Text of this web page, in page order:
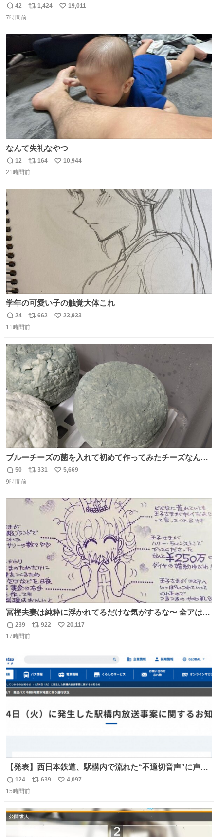
#西川貴教
返
信
42
リ
ト
数
1,424
い
19,011
7時間前
なんて失礼なやつ
返
信
12
リ
ポ
164
い
10,944
21時間前
学年の可愛い子の触覚大体これ
返
信
24
リ
ポ
ト
数
662
い
数
23,933
11時間前
ブルーチーズの菌を入れて初めて作ってみたチーズなんだ
けど 本能でちょっとヤバいと思っちゃう見た目だな
返
信
50
リ
ト
331
い
数
5,669
9時間前
冨樫夫妻は純粋に浮かれてるだけな気がするな〜 全アはこ
こに自分の市場価値的なものを上乗せするので、 すっぴん
＆寝起きのボサボサ頭でも「今日も可愛いね」が止まらな
156cm40kg、年中日焼け止めとお友達の私より綺麗な手や
めてもろて とか言う
返
信
239
リ
数
922
い
20,117
17時間前
【発表】西日本鉄道、駅構内で流れた“不適切音声”に声明
「被害届も検討」 news.livedoor.com/article/detail… 4日
に西鉄福岡（天神）駅および薬院駅で発生した駅構内放送
送設備に外部から不正に音声が流された可能性も含めて確
認を実施」と説明した。
返
信
124
リ
ト
数
639
い
数
4,097
15時間前